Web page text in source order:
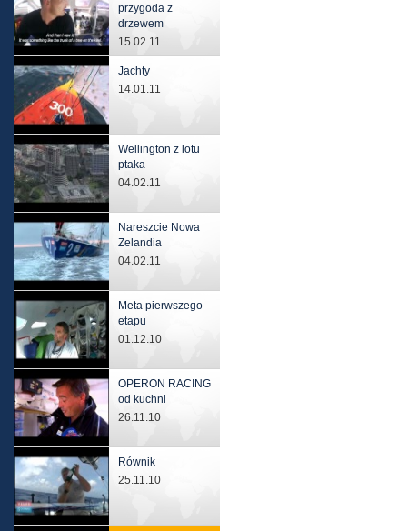
przygoda z
drzewem
15.02.11
Jachty
14.01.11
Wellington z lotu
ptaka
04.02.11
Nareszcie Nowa
Zelandia
04.02.11
Meta pierwszego
etapu
01.12.10
OPERON RACING
od kuchni
26.11.10
Równik
25.11.10